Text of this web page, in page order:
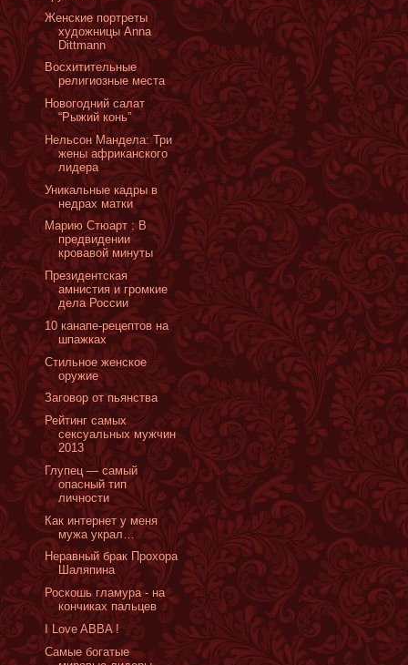
Женские портреты
художницы Anna
Dittmann
Восхитительные
религиозные места
Новогодний салат
“Рыжий конь”
Нельсон Мандела: Три
жены африканского
лидера
Уникальные кадры в
недрах матки
Марию Стюарт : В
предвидении
кровавой минуты
Президентская
амнистия и громкие
дела России
10 канапе-рецептов на
шпажках
Стильное женское
оружие
Заговор от пьянства
Рейтинг самых
сексуальных мужчин
2013
Глупец — самый
опасный тип
личности
Как интернет у меня
мужа украл…
Неравный брак Прохора
Шаляпина
Роскошь гламура - на
кончиках пальцев
I Love ABBA !
Cамые богатые